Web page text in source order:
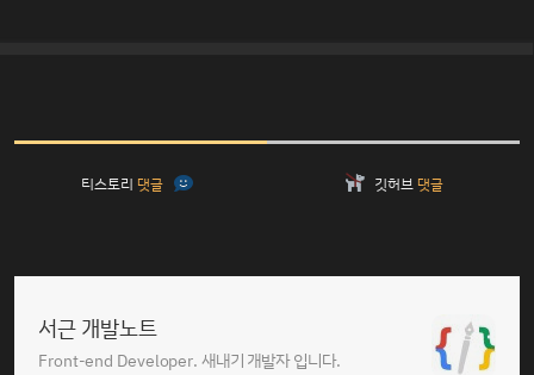
티스토리 댓글 깃허브 댓글
서근 개발노트
Front-end Developer. 새내기 개발자 입니다.